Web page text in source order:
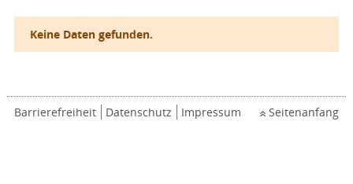
Keine Daten gefunden.
Barrierefreiheit Datenschutz Impressum Seitenanfang